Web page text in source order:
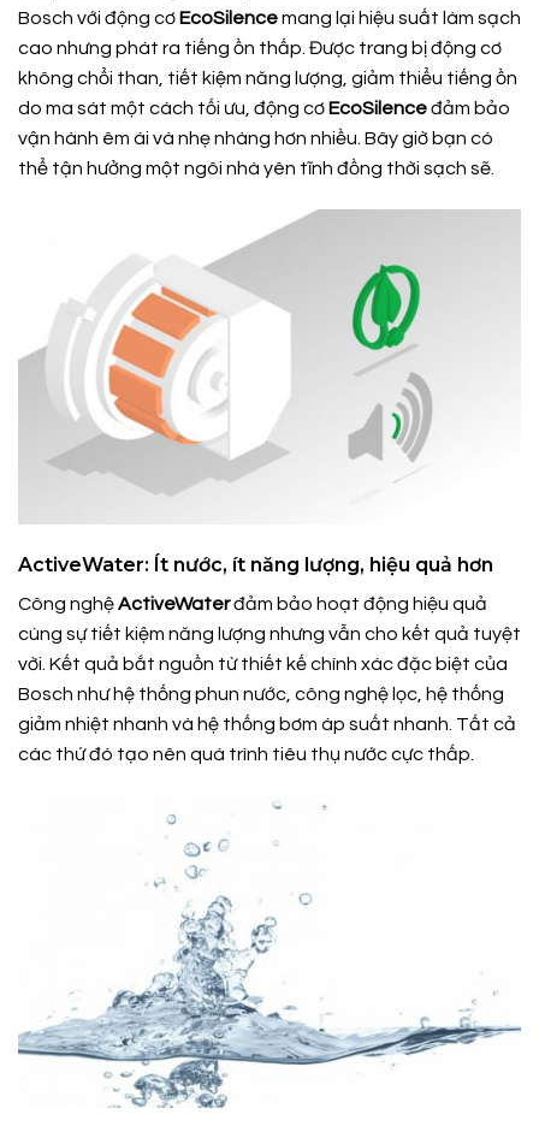
Bosch với động cơ EcoSilencemang lại hiệu suất làm sạch
cao nhưng phát ra tiếng ồn thấp. Được trang bị động cơ
không chổi than, tiết kiệm năng lượng, giảm thiểu tiếng ồn
do ma sát một cách tối ưu, động cơ EcoSilenceđảm bảo
vận hành êm ái và nhẹ nhàng hơn nhiều. Bây giờ bạn có
thể tận hưởng một ngôi nhà yên tĩnh đồng thời sạch sẽ.
ActiveWater: Ít nước, ít năng lượng, hiệu quả hơn
Công nghệActiveWaterđảm bảo hoạt động hiệu quả
cùng sự tiết kiệm năng lượng nhưng vẫn cho kết quả tuyệt
vời. Kết quả bắt nguồn từ thiết kế chính xác đặc biệt của
Bosch như hệ thống phun nước, công nghệ lọc, hệ thống
giảm nhiệt nhanh và hệ thống bơm áp suất nhanh. Tất cả
các thứ đó tạo nên quá trình tiêu thụ nước cực thấp.